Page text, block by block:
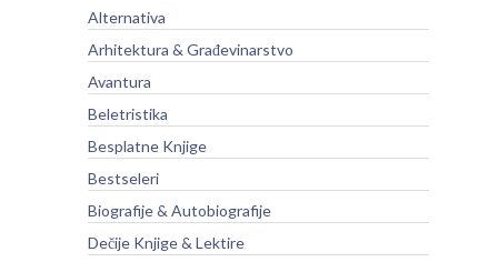
Alternativa
Arhitektura & Građevinarstvo
Avantura
Beletristika
Besplatne Knjige
Bestseleri
Biografije & Autobiografije
Dečije Knjige & Lektire